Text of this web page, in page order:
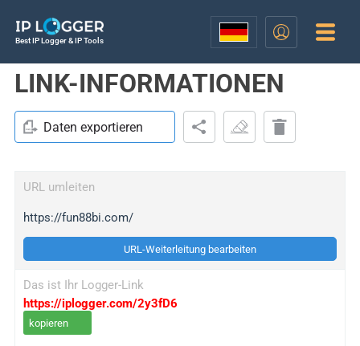
Best IP Logger & IP Tools
LINK-INFORMATIONEN
Daten exportieren
URL umleiten
https://fun88bi.com/
URL-Weiterleitung bearbeiten
Das ist Ihr Logger-Link
https://iplogger.com/2y3fD6
kopieren